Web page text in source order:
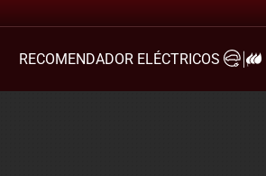
RECOMENDADOR ELÉCTRICOS